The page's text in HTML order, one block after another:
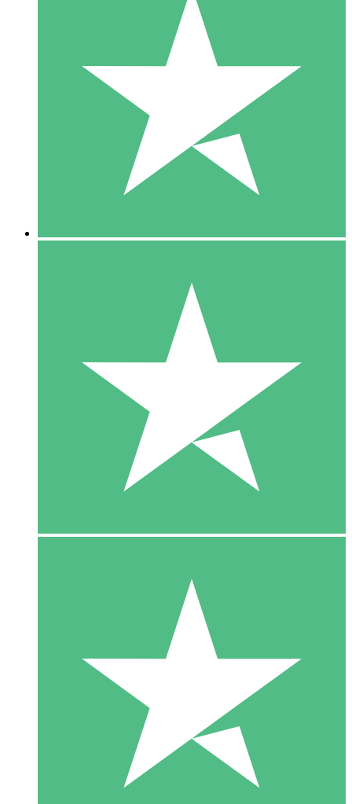
Packs de Crédits Individuels
Payez à l'utilisation avec des crédits de téléchargement. Sans
1 Téléchargement
10 00
10 Téléchargements
20 00